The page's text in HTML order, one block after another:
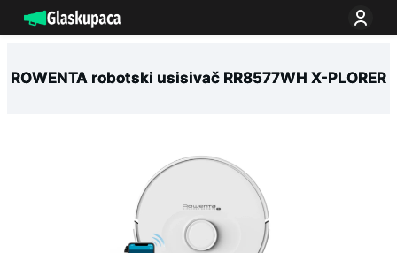
na
ROWENTA robotski usisivač RR8577WH X-PLORER